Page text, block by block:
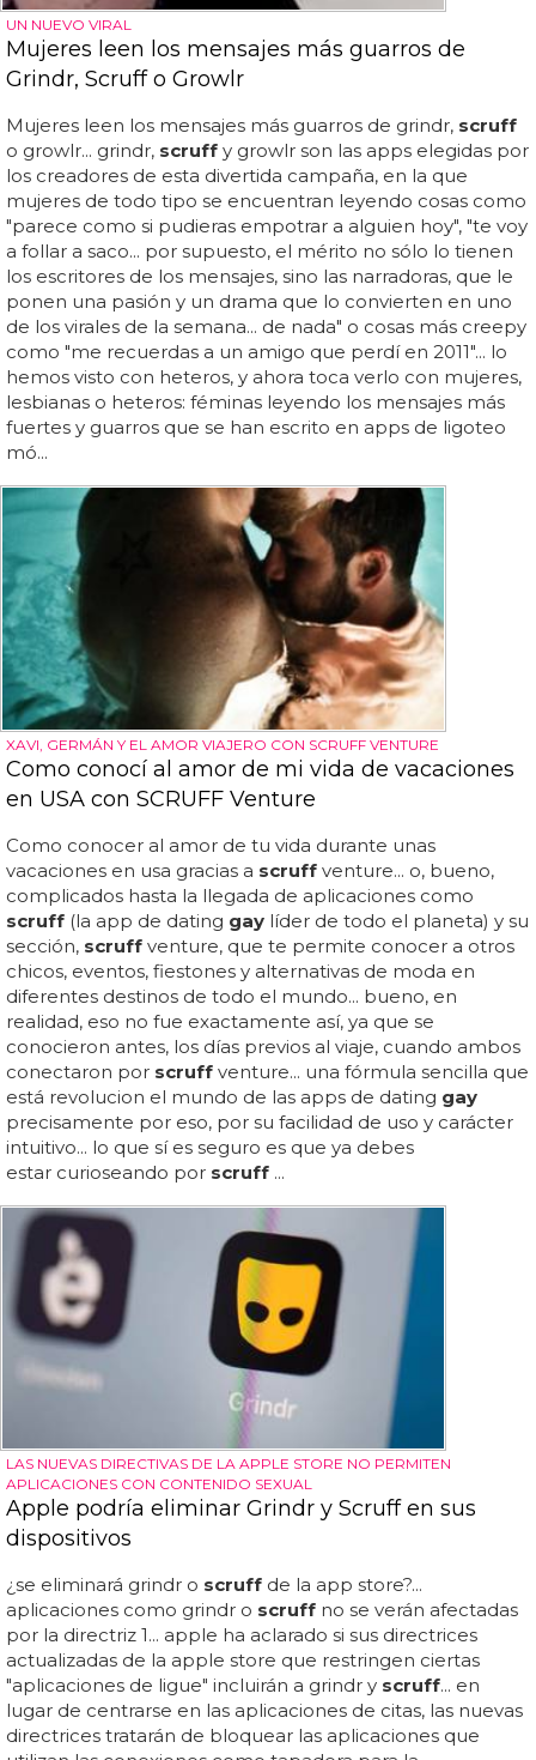
UN NUEVO VIRAL
Mujeres leen los mensajes más guarros de
Grindr, Scruff o Growlr
Mujeres leen los mensajes más guarros de grindr, scruff
o growlr... grindr, scruff y growlr son las apps elegidas por
los creadores de esta divertida campaña, en la que
mujeres de todo tipo se encuentran leyendo cosas como
"parece como si pudieras empotrar a alguien hoy", "te voy
a follar a saco... por supuesto, el mérito no sólo lo tienen
los escritores de los mensajes, sino las narradoras, que le
ponen una pasión y un drama que lo convierten en uno
de los virales de la semana... de nada" o cosas más creepy
como "me recuerdas a un amigo que perdí en 2011"... lo
hemos visto con heteros, y ahora toca verlo con mujeres,
lesbianas o heteros: féminas leyendo los mensajes más
fuertes y guarros que se han escrito en apps de ligoteo
mó...
XAVI, GERMÁN Y EL AMOR VIAJERO CON SCRUFF VENTURE
Como conocí al amor de mi vida de vacaciones
en USA con SCRUFF Venture
Como conocer al amor de tu vida durante unas
vacaciones en usa gracias a scruff venture... o, bueno,
complicados hasta la llegada de aplicaciones como
scruff (la app de dating gay líder de todo el planeta) y su
sección, scruff venture, que te permite conocer a otros
chicos, eventos, fiestones y alternativas de moda en
diferentes destinos de todo el mundo... bueno, en
realidad, eso no fue exactamente así, ya que se
conocieron antes, los días previos al viaje, cuando ambos
conectaron por scruff venture... una fórmula sencilla que
está revolucion el mundo de las apps de dating gay
precisamente por eso, por su facilidad de uso y carácter
intuitivo... lo que sí es seguro es que ya debes
estar curioseando por scruff ...
LAS NUEVAS DIRECTIVAS DE LA APPLE STORE NO PERMITEN
APLICACIONES CON CONTENIDO SEXUAL
Apple podría eliminar Grindr y Scruff en sus
dispositivos
¿se eliminará grindr o scruff de la app store?...
aplicaciones como grindr o scruff no se verán afectadas
por la directriz 1... apple ha aclarado si sus directrices
actualizadas de la apple store que restringen ciertas
"aplicaciones de ligue" incluirán a grindr y scruff... en
lugar de centrarse en las aplicaciones de citas, las nuevas
directrices tratarán de bloquear las aplicaciones que